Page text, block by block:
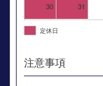
30 31
定休日
注意事項